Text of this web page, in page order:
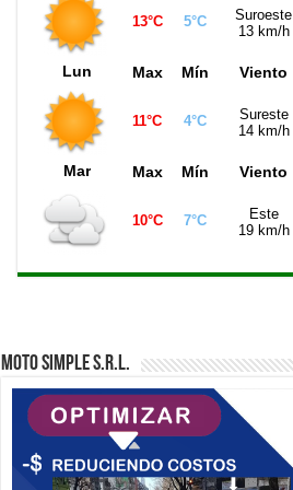
Quiniela Buenos Aires (21:00 hs)
Quiniela Mendoza (21:00 hs)
13°C 5°C
Suroeste
13 km/h
Lun Max Mín Viento
11°C 4°C
Sureste
14 km/h
Mar Max Mín Viento
10°C 7°C
Este
19 km/h
MOTO SIMPLE S.R.L.